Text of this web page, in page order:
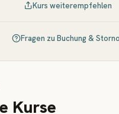
Kurs weiterempfehlen
Fragen zu Buchung &
Kurse